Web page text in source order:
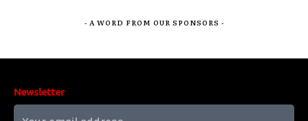
- A WORD FROM OUR SPONSORS -
Newsletter